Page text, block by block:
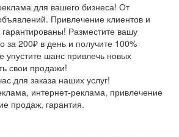
для вашего бизнеса! От
Привлечение клиентов и
Разместите вашу
за 200₽ в день и получите 100%
упустите шанс привлечь новых
свои продажи!
для заказа наших услуг!
интернет-реклама, привлечение
продаж, гарантия.